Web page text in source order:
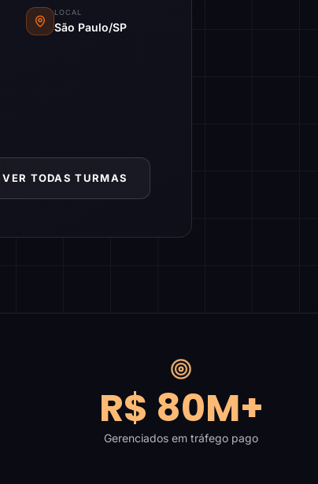
LOCAL
São Paulo/SP
VER TODAS TURMAS
R$ 80M+
Gerenciados em tráfego pago